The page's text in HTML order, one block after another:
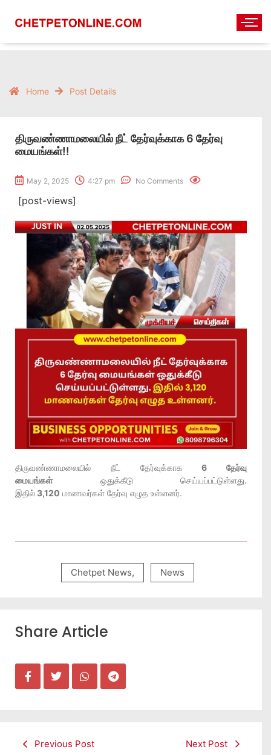
Home Post Details
திருவண்ணாமலையில் நீட் தேர்வுக்காக 6 தேர்வு
மையங்கள்!!
May 2, 2025 4:27 pm No Comments
[post-views]
திருவண்ணாமலையில் நீட் தேர்வுக்காக 6 தேர்வு
மையங்கள்ஒதுக்கீடு செய்யப்பட்டுள்ளது.
இதில் 3,120 மாணவர்கள் தேர்வு எழுத உள்ளனர்.
Chetpet News, News
Share Article
Previous Post Next Post